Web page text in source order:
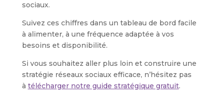
sociaux.
Suivez ces chiffres dans un tableau de bord facile
à alimenter, à une fréquence adaptée à vos
besoins et disponibilité.
Si vous souhaitez aller plus loin et construire une
stratégie réseaux sociaux efficace, n’hésitez pas
à télécharger notre guide stratégique gratuit.